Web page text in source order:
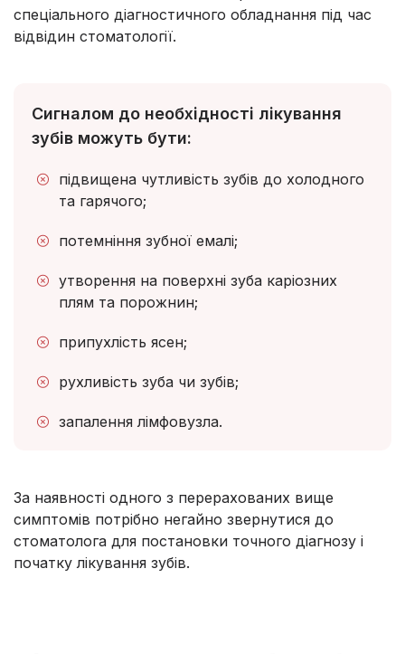
спеціального діагностичного обладнання під час
відвідин стоматології.
Сигналом до необхідності лікування
зубів можуть бути:
підвищена чутливість зубів до холодного
та гарячого;
потемніння зубної емалі;
утворення на поверхні зуба каріозних
плям та порожнин;
припухлість ясен;
рухливість зуба чи зубів;
запалення лімфовузла.
За наявності одного з перерахованих вище
симптомів потрібно негайно звернутися до
стоматолога для постановки точного діагнозу і
початку лікування зубів.